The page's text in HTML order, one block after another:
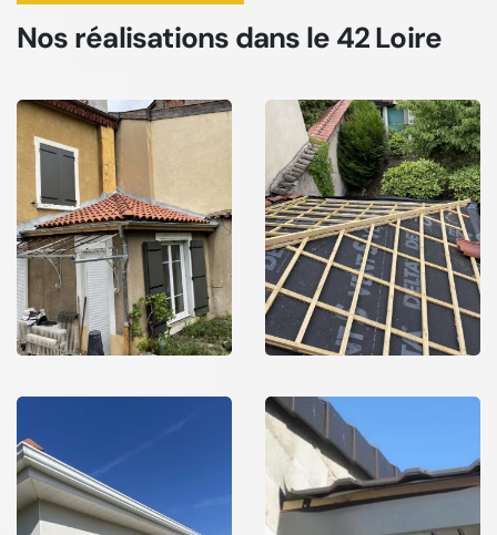
Nos réalisations dans le 42 Loire